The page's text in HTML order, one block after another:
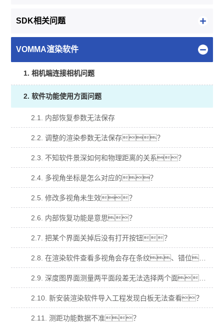
SDK相关问题
VOMMA渲染软件
1. 相机端连接相机问题
2. 软件功能使用方面问题
2.1. 内部恢复参数无法保存
2.2. 调整的渲染参数无法保存？
2.3. 不知软件景深如何和物理距离的关系？
2.4. 多视角坐标是怎么对应的？
2.5. 修改多视角未生效？
2.6. 内部恢复功能是意思？
2.7. 把某个界面关掉后没有打开按钮？
2.8. 在渲染软件查看多视角会存在条纹、错位、明暗变化等异常？
2.9. 深度图界面测量两平面段差无法选择两个面？
2.10. 新安装渲染软件导入工程发现白板无法查看？
2.11. 测距功能数据不准？